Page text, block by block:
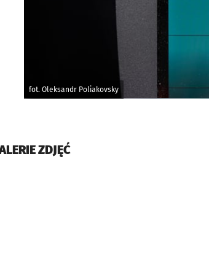
fot. Oleksandr Poliakovsky
ZDJĘĆ